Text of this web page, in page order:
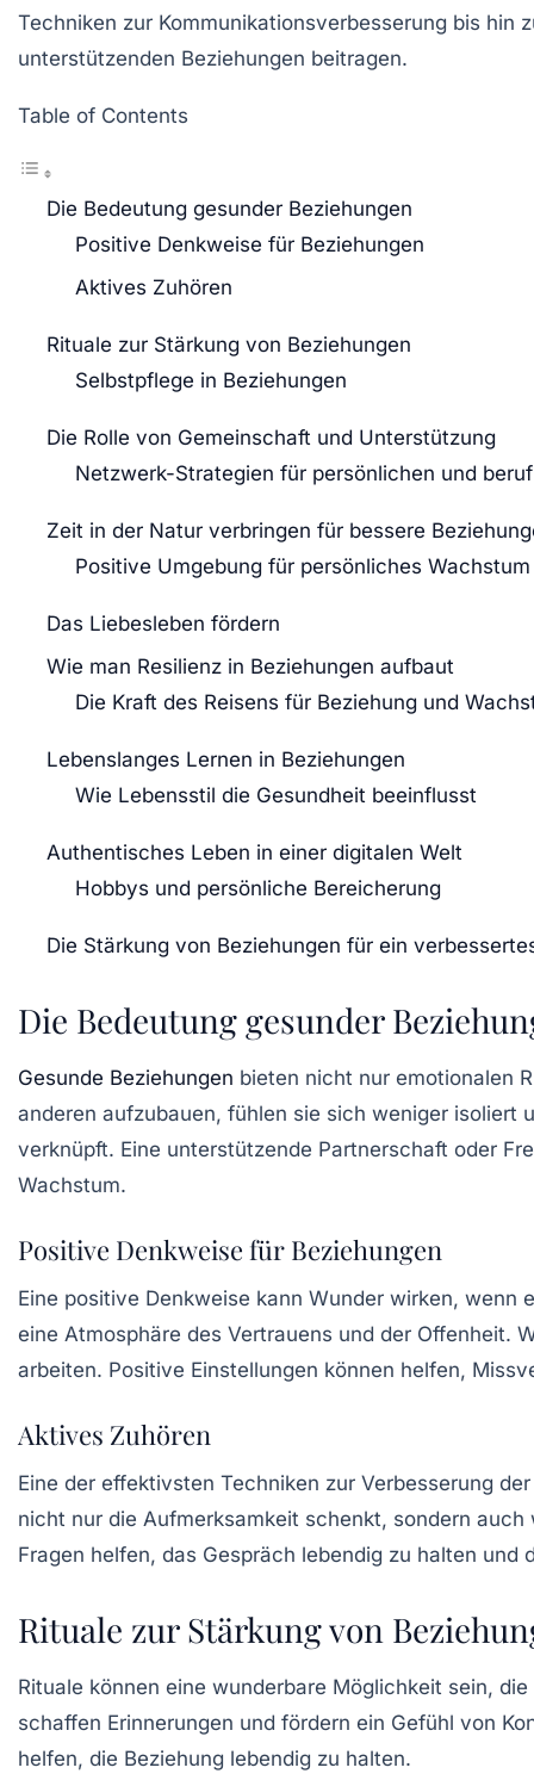
Techniken zur Kommunikationsverbesserung bis
unterstützenden Beziehungen beitragen.
Table of Contents
Die Bedeutung gesunder Beziehungen
Positive Denkweise für Beziehungen
Aktives Zuhören
Rituale zur Stärkung von Beziehungen
Selbstpflege in Beziehungen
Die Rolle von Gemeinschaft und Unterstützung
Netzwerk-Strategien für persönlichen und
Zeit in der Natur verbringen für bessere
Positive Umgebung für persönliches Wachstum
Das Liebesleben fördern
Wie man Resilienz in Beziehungen aufbaut
Die Kraft des Reisens für Beziehung und
Lebenslanges Lernen in Beziehungen
Wie Lebensstil die Gesundheit beeinflusst
Authentisches Leben in einer digitalen Welt
Hobbys und persönliche Bereicherung
Die Stärkung von Beziehungen für ein
Die Bedeutung gesunder
Gesunde Beziehungen bieten nicht nur emotionalen
anderen aufzubauen, fühlen sie sich weniger isoliert
verknüpft. Eine unterstützende Partnerschaft oder
Wachstum.
Positive Denkweise für Beziehungen
Eine positive Denkweise kann Wunder wirken, wenn
eine Atmosphäre des Vertrauens und der Offenheit.
arbeiten. Positive Einstellungen können helfen,
Aktives Zuhören
Eine der effektivsten Techniken zur Verbesserung
nicht nur die Aufmerksamkeit schenkt, sondern
Fragen helfen, das Gespräch lebendig zu halten und
Rituale zur Stärkung von
Rituale können eine wunderbare Möglichkeit sein,
schaffen Erinnerungen und fördern ein Gefühl von
helfen, die Beziehung lebendig zu halten.